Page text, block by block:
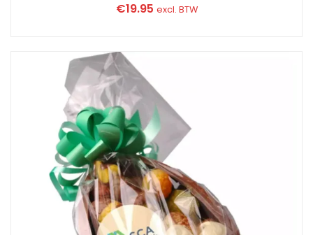
€19.95 excl. BTW